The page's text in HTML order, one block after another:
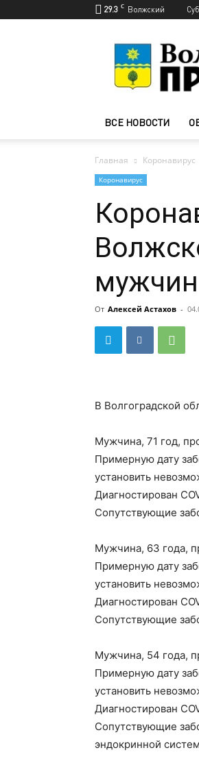
29.3 C Волжский
ВСЕ НОВОСТИ
Главная Коронавирус
Коронавирус
мужчин
От Алексей Астахов -
В Волгоградской
Мужчина, 71 год,
Примерную дату
установить
Диагностирован
Сопутствующие
Мужчина, 63 года,
Примерную дату
установить
Диагностирован
Сопутствующие
Мужчина, 54 года,
Примерную дату
установить
Диагностирован
Сопутствующие
эндокринной